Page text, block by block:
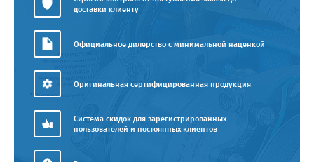
доставки клиенту
Официальное дилерство с минимальной наценкой
Оригинальная сертифицированная продукция
Система скидок для зарегистрированных
пользователей и постоянных клиентов